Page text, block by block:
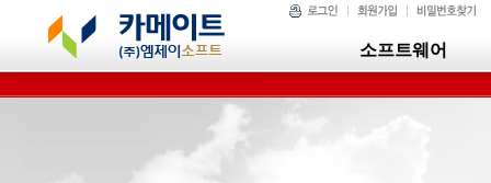
소프트웨어